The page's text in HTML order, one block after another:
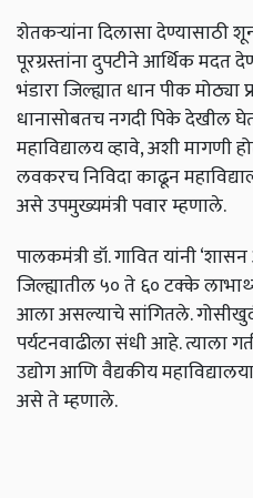
शेतकऱ्यांना दिलासा देण्यासाठी
पूरग्रस्तांना दुपटीने आर्थिक मदत
भंडारा जिल्ह्यात धान पीक
धानासोबतच नगदी पिके देखील
महाविद्यालय व्हावे, अशी मागणी
लवकरच निविदा काढून
असे उपमुख्यमंत्री पवार म्हणाले.
पालकमंत्री डॉ. गावित यांनी
जिल्ह्यातील ५० ते ६० टक्के
आला असल्याचे सांगितले.
पर्यटनवाढीला संधी आहे.
उद्योग आणि वैद्यकीय
असे ते म्हणाले.